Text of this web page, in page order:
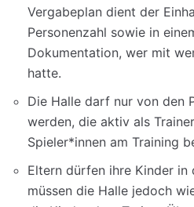
Vergabeplan dient der
Personenzahl sowie in
Dokumentation, wer mit
hatte.
Die Halle darf nur von den
werden, die aktiv als
Spieler*innen am Training
Eltern dürfen ihre Kinder in
müssen die Halle jedoch